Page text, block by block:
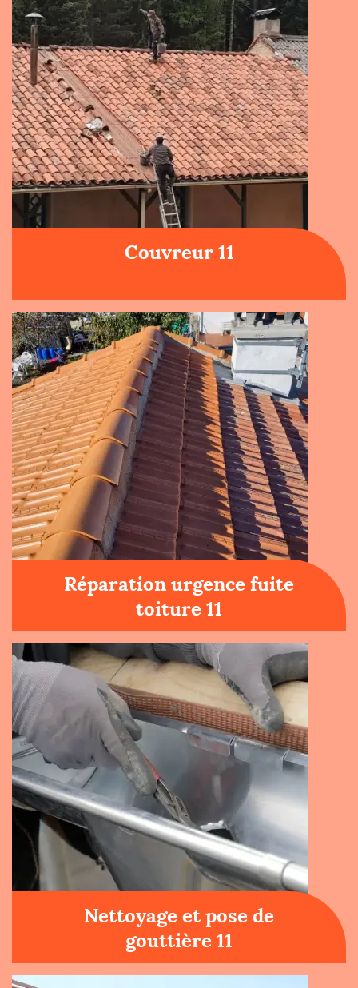
Couvreur 11
Réparation urgence fuite
toiture 11
Nettoyage et pose de
gouttière 11